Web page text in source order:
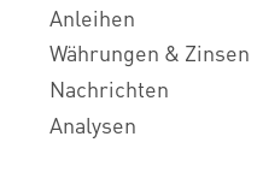
Anleihen
Währungen & Zinsen
Nachrichten
Analysen